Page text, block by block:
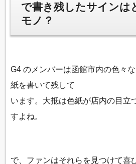
で書き残したサインは
モノ？
G4 のメンバーは函館市内の色々
紙を書いて残して
います。大抵は色紙が店内の目立
すよね。
で、ファンはそれらを見つけて喜